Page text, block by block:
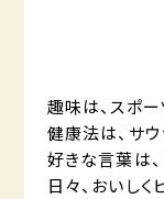
趣味は、スポ
健康法は、サ
好きな言葉は、
日々、おいし